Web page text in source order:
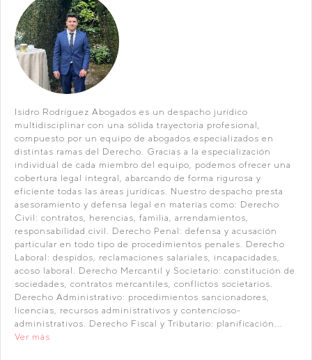
Isidro Rodríguez Abogados es un despacho jurídico
multidisciplinar con una sólida trayectoria profesional,
compuesto por un equipo de abogados especializados en
distintas ramas del Derecho. Gracias a la especialización
individual de cada miembro del equipo, podemos ofrecer una
cobertura legal integral, abarcando de forma rigurosa y
eficiente todas las áreas jurídicas. Nuestro despacho presta
asesoramiento y defensa legal en materias como: Derecho
Civil: contratos, herencias, familia, arrendamientos,
responsabilidad civil. Derecho Penal: defensa y acusación
particular en todo tipo de procedimientos penales. Derecho
Laboral: despidos, reclamaciones salariales, incapacidades,
acoso laboral. Derecho Mercantil y Societario: constitución de
sociedades, contratos mercantiles, conflictos societarios.
Derecho Administrativo: procedimientos sancionadores,
licencias, recursos administrativos y contencioso-
administrativos. Derecho Fiscal y Tributario: planificación...
Ver más